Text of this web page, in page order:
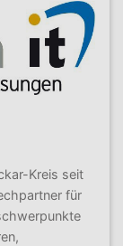
Kreis seit
für